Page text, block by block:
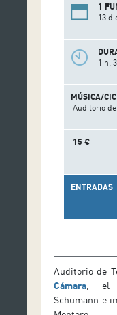
1
13
1 h.
MÚSICA/
Auditorio
15 €
ENTRADAS
Auditorio de
Cámara, el
Schumann e